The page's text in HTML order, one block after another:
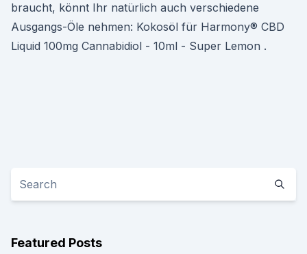
braucht, könnt Ihr natürlich auch verschiedene
Ausgangs-Öle nehmen: Kokosöl für Harmony® CBD
Liquid 100mg Cannabidiol - 10ml - Super Lemon .
Featured Posts